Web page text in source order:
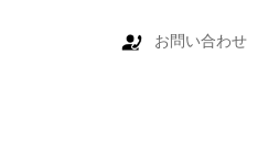
お問い合わせ